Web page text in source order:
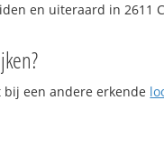
en uiteraard in 2611
bij een andere erkende